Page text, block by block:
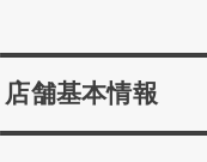
店舗基本情報